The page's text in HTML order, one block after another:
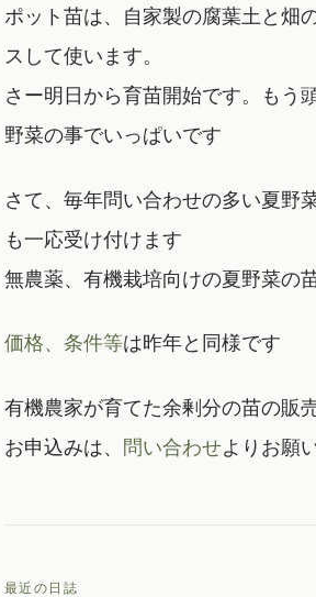
ポット苗は、自家製の腐葉土と畑
スして使います。
さー明日から育苗開始です。もう
野菜の事でいっぱいです
さて、毎年問い合わせの多い夏野
も一応受け付けます
無農薬、有機栽培向けの夏野菜の
価格、条件等は昨年と同様です
有機農家が育てた余剰分の苗の販
お申込みは、 問い合わせよりお願
最近の日誌